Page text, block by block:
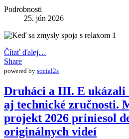
Podrobnosti
25. jún 2026
Čítať ďalej…
Share
powered by social2s
Druháci a III. E
aj technické zručnosti.
projekt 2026 priniesol
originálnych videí